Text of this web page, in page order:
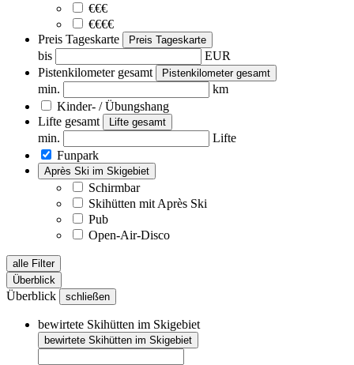
€€€
€€€€
Preis Tageskarte
Preis Tageskarte
bis
EUR
Pistenkilometer gesamt
Pistenkilometer gesamt
min.
km
Kinder- / Übungshang
Lifte gesamt
Lifte gesamt
min.
Lifte
Funpark
Après Ski im Skigebiet
Schirmbar
Skihütten mit Après Ski
Pub
Open-Air-Disco
alle Filter
Überblick
Überblick schließen
bewirtete Skihütten im Skigebiet
bewirtete Skihütten im Skigebiet